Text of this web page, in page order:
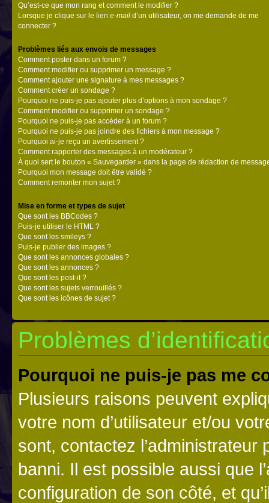
Qu’est-ce que mon rang et comment le modifier ?
Lorsque je clique sur le lien e-mail d’un utilisateur, on me demande de me
connecter ?
Problèmes liés aux envois de messages
Comment poster dans un forum ?
Comment modifier ou supprimer un message ?
Comment ajouter une signature à mes messages ?
Comment créer un sondage ?
Pourquoi ne puis-je pas ajouter plus d’options à mon sondage ?
Comment modifier ou supprimer un sondage ?
Pourquoi ne puis-je pas accéder à un forum ?
Pourquoi ne puis-je pas joindre des fichiers à mon message ?
Pourquoi ai-je reçu un avertissement ?
Comment rapporter des messages à un modérateur ?
À quoi sert le bouton « Sauvegarder » dans la page de rédaction de
Pourquoi mon message doit être validé ?
Comment remonter mon sujet ?
Mise en forme et types de sujet
Que sont les BBCodes ?
Puis-je utiliser le HTML ?
Que sont les smileys ?
Puis-je publier des images ?
Que sont les annonces globales ?
Que sont les annonces ?
Que sont les post-it ?
Que sont les sujets verrouillés ?
Que sont les icônes de sujet ?
Problèmes
Pourquoi ne puis-je pas me
Plusieurs raisons peuvent
votre nom d’utilisateur et/ou
sont, contactez l’administrateur
banni. Il est possible aussi que
configuration de son côté, et